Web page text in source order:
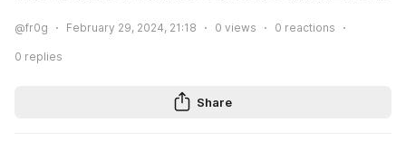
@fr0g February 29, 2024, 21:18 0 views 0 reactions
0 replies
Share